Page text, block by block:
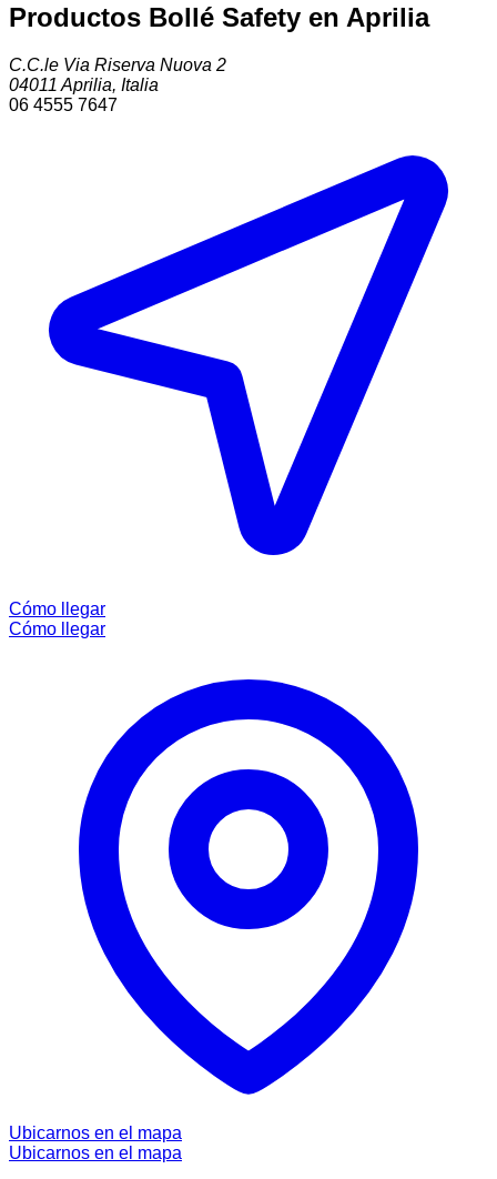
Productos Bollé Safety en Aprilia
C.C.le Via Riserva Nuova 2
04011 Aprilia, Italia
06 4555 7647
Cómo llegar
Cómo llegar
Ubicarnos en el mapa
Ubicarnos en el mapa